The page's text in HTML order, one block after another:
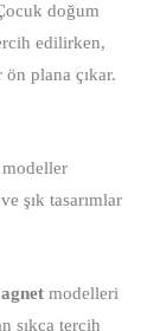
doğum
edilirken,
plana çıkar.
şık tasarımlar
modelleri
sıkça tercih